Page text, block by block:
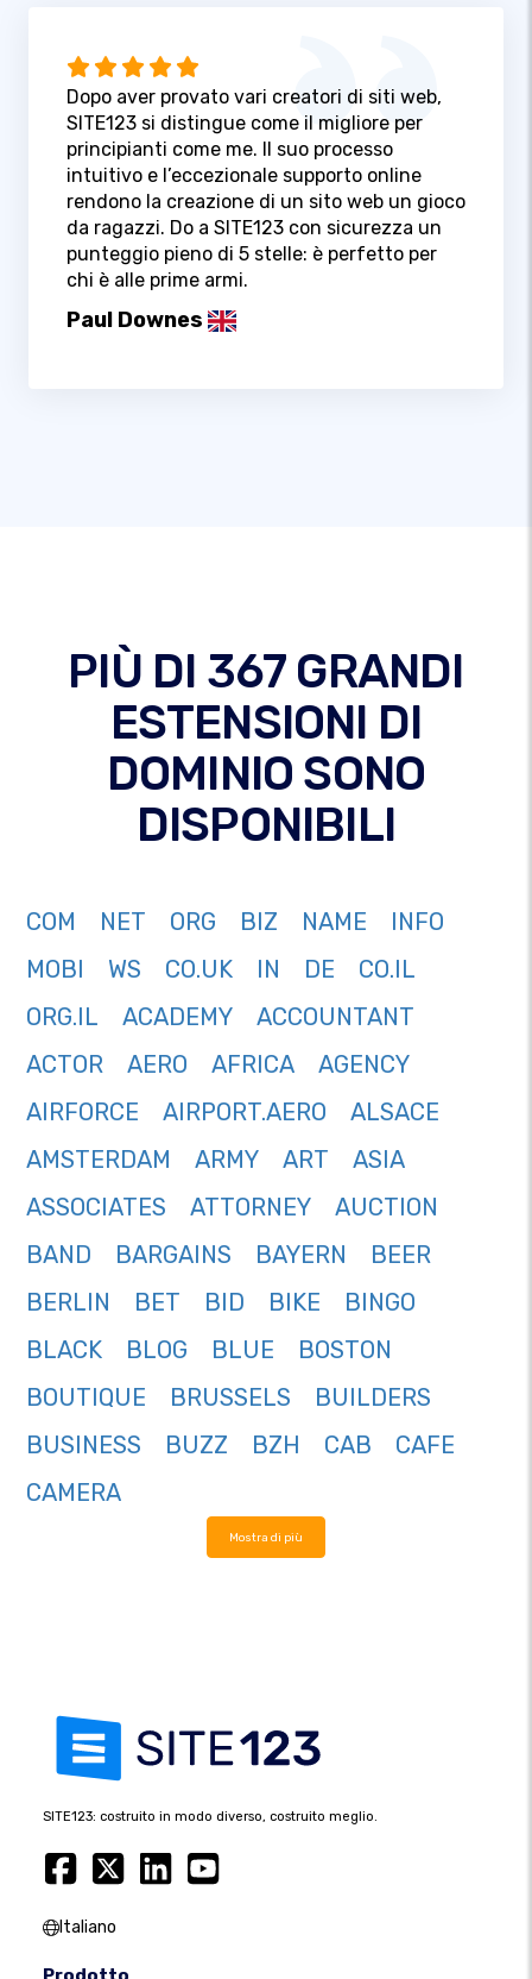
Dopo aver provato vari creatori di siti web,
SITE123 si distingue come il migliore per
principianti come me. Il suo processo
intuitivo e l’eccezionale supporto online
rendono la creazione di un sito web un gioco
da ragazzi. Do a SITE123 con sicurezza un
punteggio pieno di 5 stelle: è perfetto per
chi è alle prime armi.
Paul Downes
PIÙ DI 367 GRANDI
ESTENSIONI DI
DOMINIO SONO
DISPONIBILI
COM NET ORG BIZ NAME
INFO
MOBI
WS CO.UK IN DE
CO.IL
ORG.IL
ACADEMY
ACCOUNTANT
ACTOR
AERO AFRICA
AGENCY
AIRFORCE
AIRPORT.AERO
ALSACE
AMSTERDAM
ARMY ART
ASIA
ASSOCIATES
ATTORNEY
AUCTION
BAND
BARGAINS BAYERN
BEER
BERLIN
BET BID BIKE
BINGO
BLACK
BLOG BLUE
BOSTON
BOUTIQUE
BRUSSELS
BUILDERS
BUSINESS
BUZZ BZH CAB
CAFE
CAMERA
Mostra di più
SITE123: costruito in modo diverso, costruito meglio.
Italiano